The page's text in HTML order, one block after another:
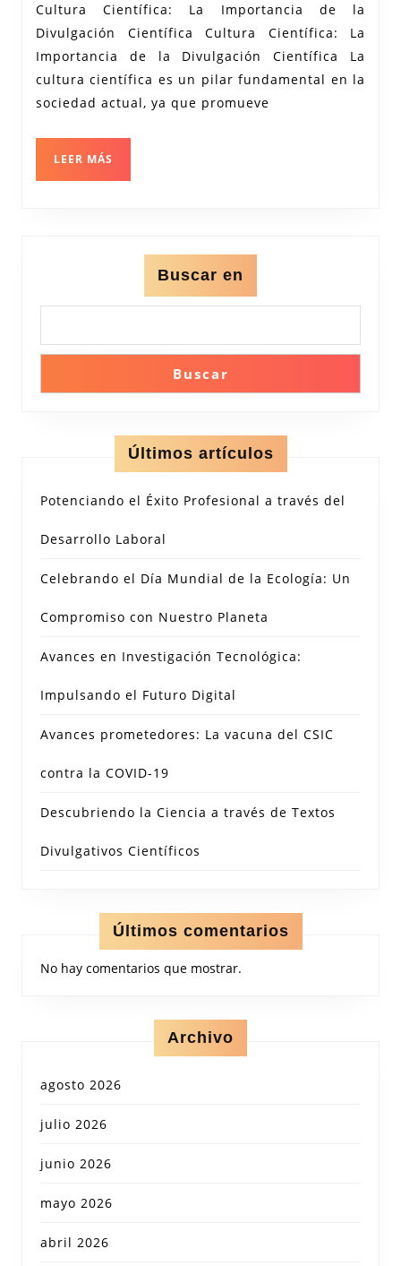
La
Importancia
de
la
Cultura Científica: La Importancia de la
Divulgación Científica Cultura Científica: La
Importancia de la Divulgación Científica La
cultura científica es un pilar fundamental en la
sociedad actual, ya que promueve
LEER MÁS
Buscar en
Buscar
Últimos artículos
Potenciando el Éxito Profesional a través del
Desarrollo Laboral
Celebrando el Día Mundial de la Ecología: Un
Compromiso con Nuestro Planeta
Avances en Investigación Tecnológica:
Impulsando el Futuro Digital
Avances prometedores: La vacuna del CSIC
contra la COVID-19
Descubriendo la Ciencia a través de Textos
Divulgativos Científicos
Últimos comentarios
No hay comentarios que mostrar.
Archivo
agosto 2026
julio 2026
junio 2026
mayo 2026
abril 2026